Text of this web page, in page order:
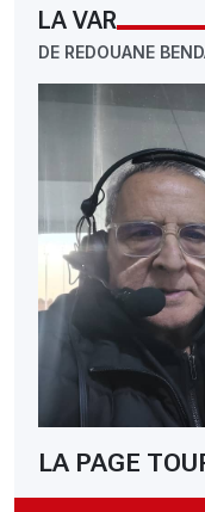
LA VAR
DE REDOUANE
LA PAGE